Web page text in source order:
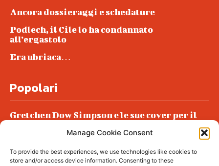
Manage Cookie Consent
To provide the best experiences, we use technologies like cookies to
store and/or access device information. Consenting to these
Ancora dossieraggi e schedature
Podlech, il Cile lo ha condannato
all’ergastolo
Era ubriaca…
Popolari
Gretchen Dow Simpson e le sue cover per il
Podlech, il Cile lo ha condannato